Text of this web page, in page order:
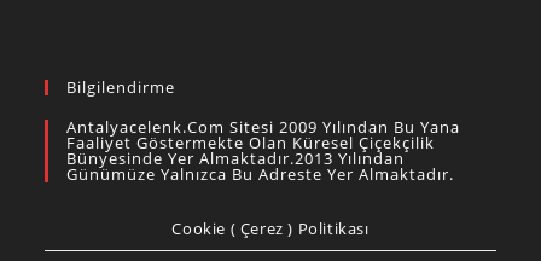
Bilgilendirme
Antalyacelenk.com Sitesi 2009 Yılından Bu Yana
Faaliyet Göstermekte Olan Küresel Çiçekçilik
Bünyesinde Yer Almaktadır.2013 Yılından
Günümüze Yalnızca Bu Adreste Yer Almaktadır.
Cookie ( Çerez ) Politikası